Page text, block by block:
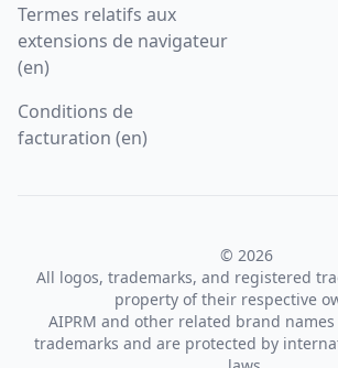
Termes relatifs aux
extensions de navigateur
(en)
Conditions de
facturation (en)
© 2026
All logos, trademarks, and registered
property of their respective
AIPRM and other related brand
trademarks and are protected by